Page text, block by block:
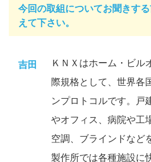
今回の取組についてお聞きす
えて下さい。
吉田
ＫＮＸはホーム・ビル
際規格として、世界各
ンプロトコルです。戸
やオフィス、病院や工
空調、ブラインドなど
製作所では各種施設に